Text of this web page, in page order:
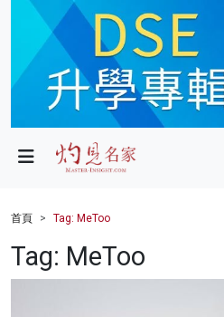
政局
財經
健康
首頁 Tag: MeToo
Tag: MeToo